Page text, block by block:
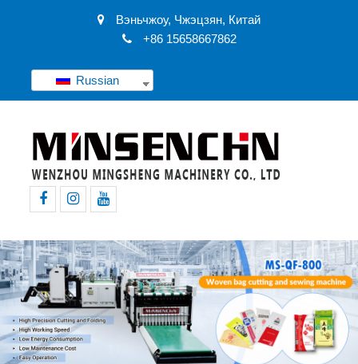
Вэньчжоу, Чжэцзян, Китай
+86 15658667862
Russian